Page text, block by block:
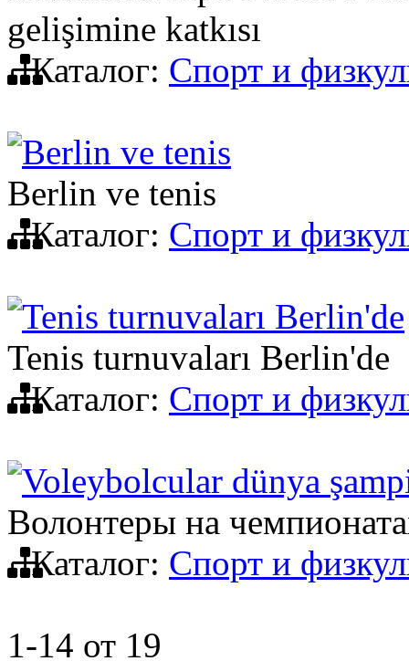
gelişimine katkısı
Каталог: Спорт и
Berlin ve tenis
Berlin ve tenis
Каталог: Спорт и
Tenis turnuvaları Berlin'de
Tenis turnuvaları Berlin'de
Каталог: Спорт и
Voleybolcular dünya
Волонтеры на
Каталог: Спорт и
1-14 от 19